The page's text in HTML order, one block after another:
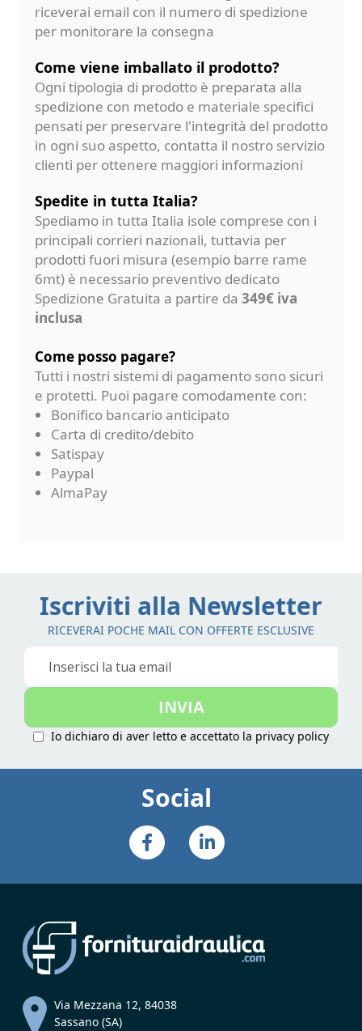
riceverai email con il numero di spedizione
per monitorare la consegna
Come viene imballato il prodotto?
Ogni tipologia di prodotto è preparata alla
spedizione con metodo e materiale specifici
pensati per preservare l'integrità del prodotto
in ogni suo aspetto, contatta il nostro servizio
clienti per ottenere maggiori informazioni
Spedite in tutta Italia?
Spediamo in tutta Italia isole comprese con i
principali corrieri nazionali, tuttavia per
prodotti fuori misura (esempio barre rame
6mt) è necessario preventivo dedicato
Spedizione Gratuita a partire da 349€ iva
inclusa
Come posso pagare?
Tutti i nostri sistemi di pagamento sono sicuri
e protetti. Puoi pagare comodamente con:
Bonifico bancario anticipato
Carta di credito/debito
Satispay
Paypal
AlmaPay
Iscriviti alla Newsletter
RICEVERAI POCHE MAIL CON OFFERTE ESCLUSIVE
Iscriviti
nostra
INVIA
Io dichiaro di aver letto e accettato la privacy policy
Social
Via Mezzana 12, 84038
Sassano (SA)